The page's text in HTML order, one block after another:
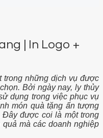
| In Logo +
trong những dịch vụ được
Bởi ngày nay, ly thủy
dụng trong việc phục vụ
món quà tặng ấn tượng
Đây được coi là một trong
mà các doanh nghiệp